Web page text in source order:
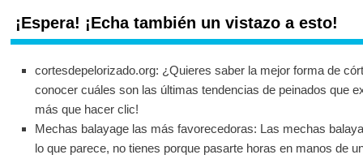
¡Espera! ¡Echa también un vistazo a esto!
cortesdepelorizado.org: ¿Quieres saber la mejor forma de
conocer cuáles son las últimas tendencias de peinados que
más que hacer clic!
Mechas balayage las más favorecedoras: Las mechas
lo que parece, no tienes porque pasarte horas en manos de